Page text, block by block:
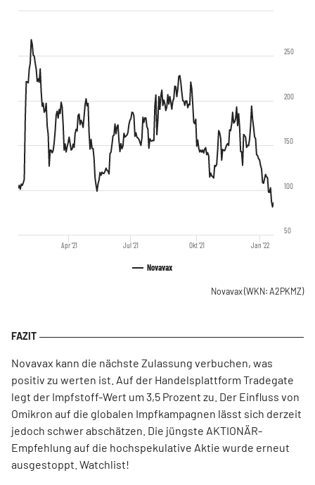
Novavax
Jul '21 Jan '22
Apr '21 Okt '21
50
100
150
200
250
Novavax(WKN: A2PKMZ)
Novavax kann die nächste Zulassung verbuchen, was
positiv zu werten ist. Auf der Handelsplattform Tradegate
legt der Impfstoff-Wert um 3,5 Prozent zu. Der Einfluss von
Omikron auf die globalen Impfkampagnen lässt sich derzeit
jedoch schwer abschätzen. Die jüngste AKTIONÄR-
Empfehlung auf die hochspekulative Aktie wurde erneut
ausgestoppt. Watchlist!